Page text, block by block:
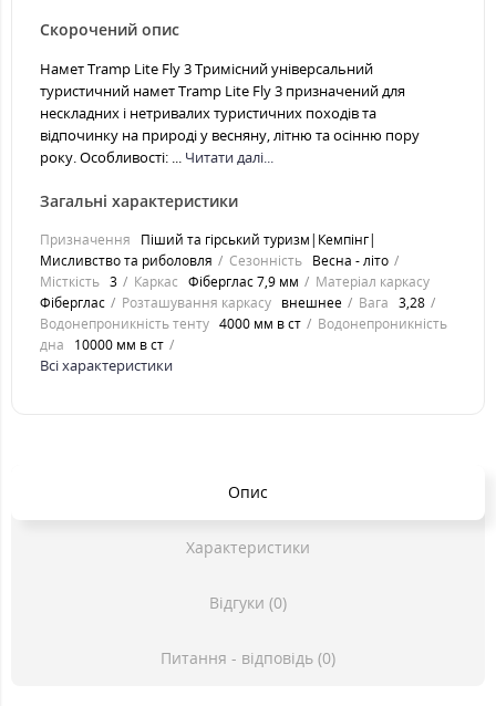
Скорочений опис
Намет Tramp Lite Fly 3 Тримісний універсальний
туристичний намет Tramp Lite Fly 3 призначений для
нескладних і нетривалих туристичних походів та
відпочинку на природі у весняну, літню та осінню пору
року. Особливості: ... Читати далі...
Загальні характеристики
Призначення
Піший та гірський туризм|Кемпінг|
Мисливство та риболовля
Сезонність Весна - літо
Місткість 3 Каркас Фіберглас 7,9 мм
Матеріал каркасу
Фіберглас
Розташування каркасу внешнее Вага 3,28
Водонепроникність тенту 4000 мм в ст
Водонепроникність
дна
10000 мм в ст
Всі характеристики
Опис
Характеристики
Відгуки (0)
Питання - відповідь (0)